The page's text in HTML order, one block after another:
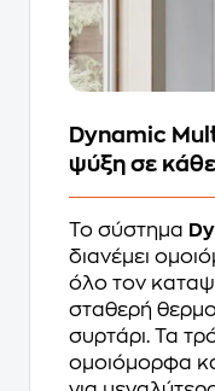
Dynamic
ψύξη σε
Το σύστημα
διανέμει
όλο τον
σταθερή
συρτάρι. Τα
ομοιόμορφα